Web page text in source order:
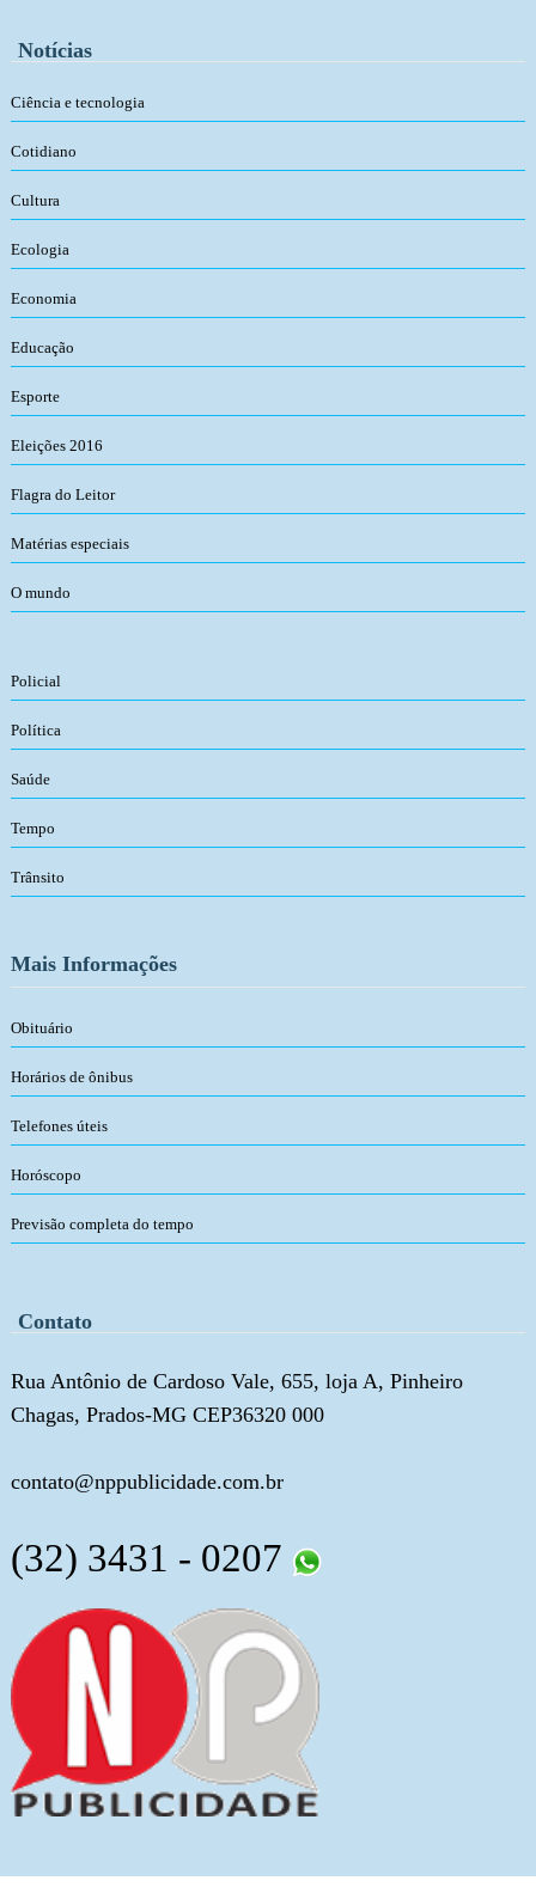
Notícias
Ciência e tecnologia
Cotidiano
Cultura
Ecologia
Economia
Educação
Esporte
Eleições 2016
Flagra do Leitor
Matérias especiais
O mundo
Policial
Política
Saúde
Tempo
Trânsito
Mais Informações
Obituário
Horários de ônibus
Telefones úteis
Horóscopo
Previsão completa do tempo
Contato
Rua Antônio de Cardoso Vale, 655, loja A, Pinheiro
Chagas, Prados-MG CEP36320 000
contato@nppublicidade.com.br
(32) 3431 - 0207